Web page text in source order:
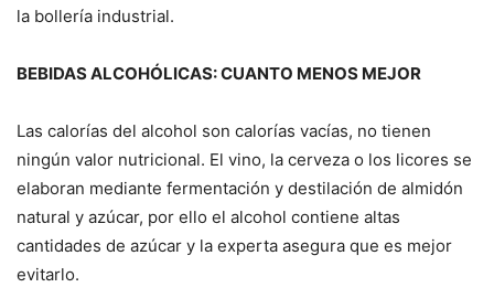
la bollería industrial.
BEBIDAS ALCOHÓLICAS: CUANTO MENOS MEJOR
Las calorías del alcohol son calorías vacías, no tienen
ningún valor nutricional. El vino, la cerveza o los licores se
elaboran mediante fermentación y destilación de almidón
natural y azúcar, por ello el alcohol contiene altas
cantidades de azúcar y la experta asegura que es mejor
evitarlo.